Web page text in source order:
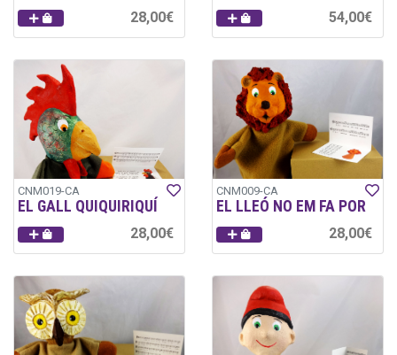
28,00€ 54,00€
CNM019-CA
EL GALL QUIQUIRIQUÍ
28,00€
CNM009-CA
EL LLEÓ NO EM FA POR
28,00€